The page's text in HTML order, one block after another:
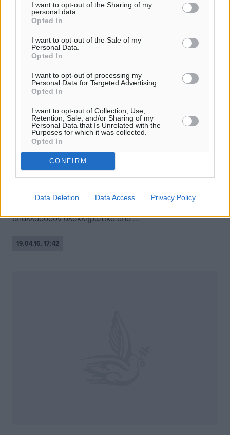
I want to opt-out of the Sharing of my
personal data.
Opted In
I want to opt-out of the Sale of my
Personal Data.
Opted In
I want to opt-out of processing my
Personal Data for Targeted Advertising.
Opted In
I want to opt-out of Collection, Use,
Retention, Sale, and/or Sharing of my
Personal Data that Is Unrelated with the
Purposes for which it was collected.
Opted In
CONFIRM
Data Deletion Data Access Privacy Policy
Ποιοι απαλλάσσονται από δημοτικά
τέλη και φόρους στους λογαριασμούς
πρόγραμμα», οι Δήμοι της χώρας, με απόφαση των
απαλλάσσουν ολοκληρωτικά από ...
19.04.16, 17:42